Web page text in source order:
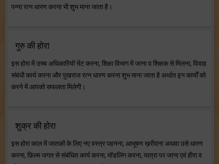
पन्ना रत्न धारण करना भी शुभ माना जाता है।
गुरु की होरा
इस होरा में उच्च अधिकारियों भेंट करना, शिक्षा विभाग में जाना व शिक्षक से मिलना, विवाह
संबंधी कार्य करना और पुखराज रत्न धारण करना शुभ माना जाता है अर्थात इन कार्यों को
करने में आपको सफलता मिलेगी।
शुक्र की होरा
इस होरा काल में जातकों के लिए नए वस्त्र पहनना, आभूषण ख़रीदना अथवा उसे धारण
करना, फ़िल्म जगत से संबंधित कार्य करना, मॉडलिंग करना, यात्रा पर जाना एवं हीरा व